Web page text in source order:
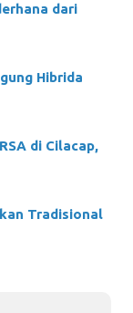
dari
Hibrida
di Cilacap,
Tradisional